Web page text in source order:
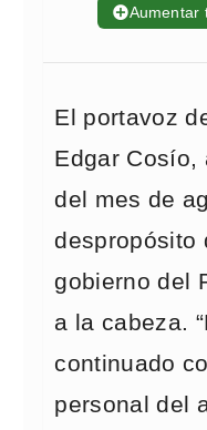
➕Aumentar
El portavoz
Edgar Cosío,
del mes de
despropósito
gobierno del
a la cabeza.
continuado
personal del